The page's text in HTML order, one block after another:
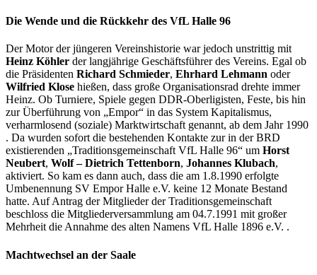
Die Wende und die Rückkehr des VfL Halle 96
Der Motor der jüngeren Vereinshistorie war jedoch unstrittig mit
Heinz Köhler der langjährige Geschäftsführer des Vereins. Egal ob
die Präsidenten Richard Schmieder, Ehrhard Lehmann oder
Wilfried Klose hießen, dass große Organisationsrad drehte immer
Heinz. Ob Turniere, Spiele gegen DDR-Oberligisten, Feste, bis hin
zur Überführung von „Empor“ in das System Kapitalismus,
verharmlosend (soziale) Marktwirtschaft genannt, ab dem Jahr 1990
. Da wurden sofort die bestehenden Kontakte zur in der BRD
existierenden „Traditionsgemeinschaft VfL Halle 96“ um Horst
Neubert, Wolf – Dietrich Tettenborn, Johannes Klubach,
aktiviert. So kam es dann auch, dass die am 1.8.1990 erfolgte
Umbenennung SV Empor Halle e.V. keine 12 Monate Bestand
hatte. Auf Antrag der Mitglieder der Traditionsgemeinschaft
beschloss die Mitgliederversammlung am 04.7.1991 mit großer
Mehrheit die Annahme des alten Namens VfL Halle 1896 e.V. .
Machtwechsel an der Saale